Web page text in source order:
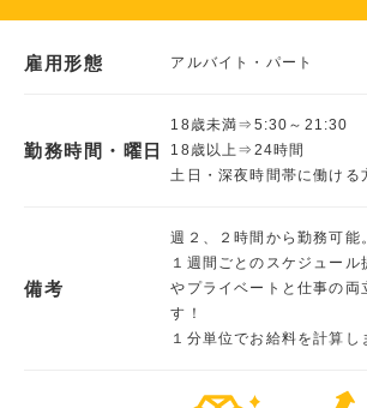
雇用形態 アルバイト・パート
勤務時間・曜日
18歳未満⇒5:30～21:30
18歳以上⇒24時間
土日・深夜時間帯に働ける
備考
週２、２時間から勤務可能
１週間ごとのスケジュール
やプライベートと仕事の両
す！
１分単位でお給料を計算し